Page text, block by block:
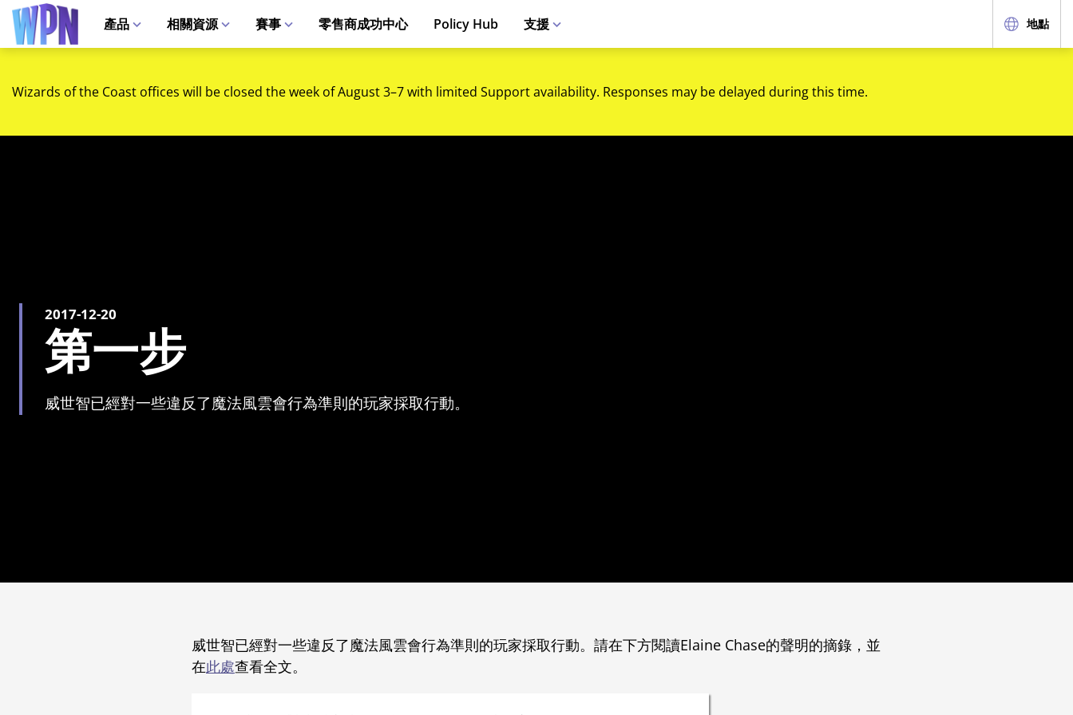
產品 相關資源 賽事 零售商成功中心 Policy Hub 支援 地點
Wizards of the Coast offices will be closed the week of August 3–7 with limited Support availability. Responses may be delayed during this time.
2017-12-20
第一步
威世智已經對一些違反了魔法風雲會行為準則的玩家採取行動。
威世智已經對一些違反了魔法風雲會行為準則的玩家採取行動。請在下方閱讀Elaine Chase的聲明的摘錄，並
在此處查看全文。